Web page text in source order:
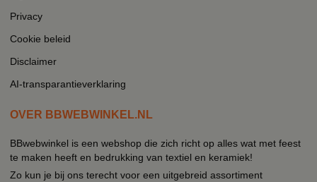
Privacy
Cookie beleid
Disclaimer
AI-transparantieverklaring
OVER BBWEBWINKEL.NL
BBwebwinkel is een webshop die zich richt op alles wat met feest
te maken heeft en bedrukking van textiel en keramiek!
Zo kun je bij ons terecht voor een uitgebreid assortiment